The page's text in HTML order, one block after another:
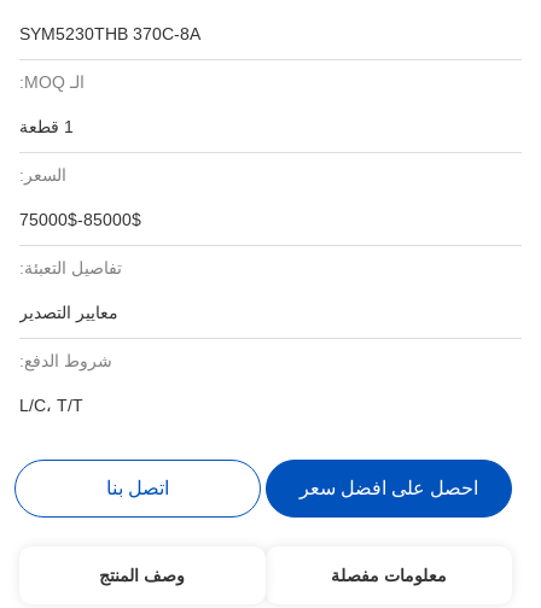
SYM5230THB 370C-8A
الـ MOQ:
1 قطعة
السعر:
75000$-85000$
تفاصيل التعبئة:
معايير التصدير
شروط الدفع:
L/C، T/T
احصل على افضل سعر اتصل بنا
معلومات مفصلة وصف المنتج